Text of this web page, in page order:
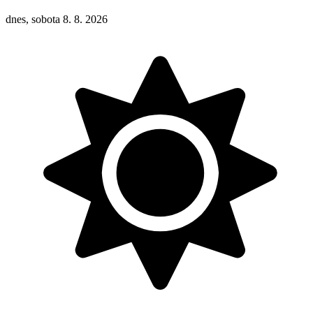
dnes, sobota 8. 8. 2026